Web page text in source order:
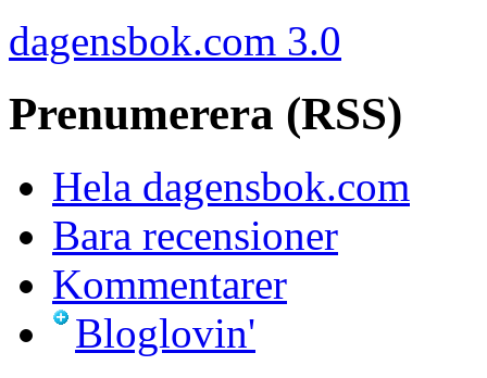
dagensbok.com 3.0
Prenumerera (RSS)
Hela dagensbok.com
Bara recensioner
Kommentarer
Bloglovin'